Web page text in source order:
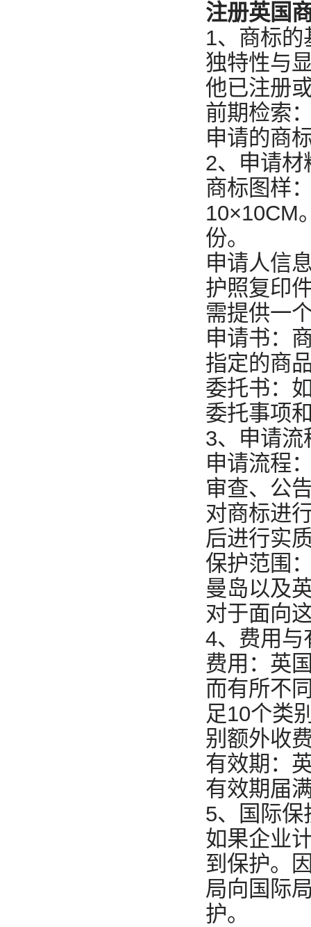
注册英国
1、商标的
独特性与
他已注册
前期检索
申请的商
2、申请材
商标图样
10×10CM
份。
申请人信
护照复印
需提供一
申请书：
指定的商
委托书：
委托事项
3、申请流
申请流程
审查、公
对商标进
后进行实
保护范围
曼岛以及
对于面向
4、费用与
费用：英
而有所不
足10个类
别额外收
有效期：
有效期届
5、国际保
如果企业
到保护。
局向国际
护。